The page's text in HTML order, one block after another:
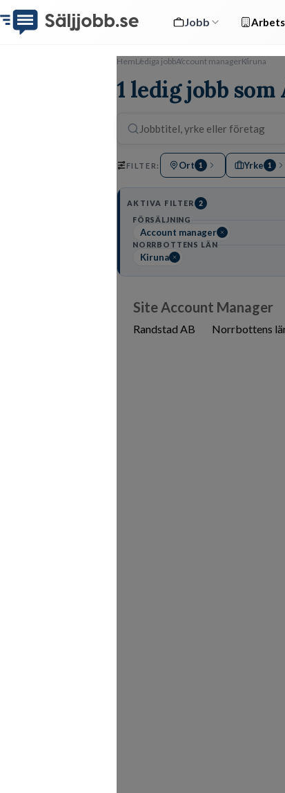
Jobb
HemLediga jobbAccount managerKiruna
1 ledig jobb
FILTER: Ort 1 Yrke 1
AKTIVA FILTER 2
FÖRSÄLJNING
Account manager
NORRBOTTENS LÄN
Kiruna
Site Account Manager
Randstad AB Norrbottens